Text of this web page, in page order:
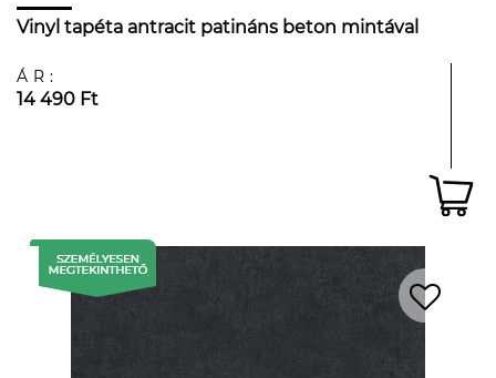
Vinyl tapéta antracit patináns beton mintával
ÁR:
14 490 Ft